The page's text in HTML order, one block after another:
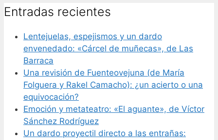
Entradas recientes
Lentejuelas, espejismos y un dardo
envenedado: «Cárcel de muñecas», de Las
Barraca
Una revisión de Fuenteovejuna (de María
Folguera y Rakel Camacho): ¿un acierto o una
equivocación?
Emoción y metateatro: «El aguante», de Víctor
Sánchez Rodríguez
Un dardo proyectil directo a las entrañas: